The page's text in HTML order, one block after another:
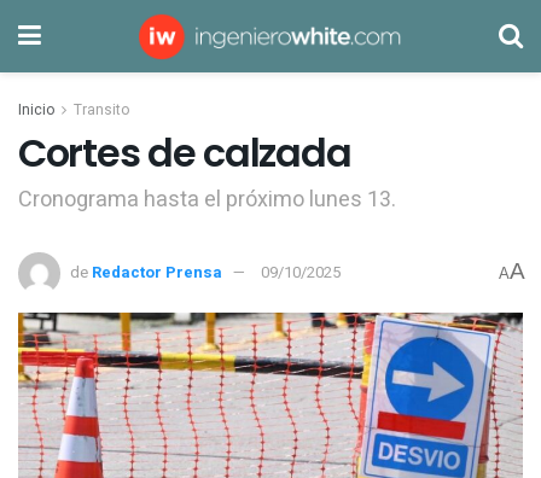
Inicio Transito
Cortes de calzada
Cronograma hasta el próximo lunes 13.
de Redactor Prensa 09/10/2025 AA